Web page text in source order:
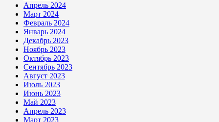
Апрель 2024
Март 2024
Февраль 2024
Январь 2024
Декабрь 2023
Ноябрь 2023
Октябрь 2023
Сентябрь 2023
Август 2023
Июль 2023
Июнь 2023
Май 2023
Апрель 2023
Март 2023